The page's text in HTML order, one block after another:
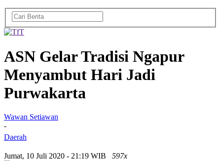
ASN Gelar Tradisi Ngapur
Menyambut Hari Jadi
Purwakarta
Wawan Setiawan
-
Daerah
Jumat, 10 Juli 2020 - 21:19 WIB 597x